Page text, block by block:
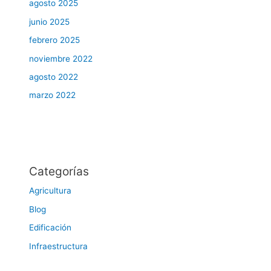
agosto 2025
junio 2025
febrero 2025
noviembre 2022
agosto 2022
marzo 2022
Categorías
Agricultura
Blog
Edificación
Infraestructura